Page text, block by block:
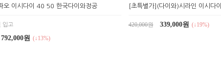
오 이시다이 40 50 한국다이와정공
입고
792,000원 (↓13%)
[초특별가](다이와)시라인 이시
420,000원 339,000원 (↓19%)